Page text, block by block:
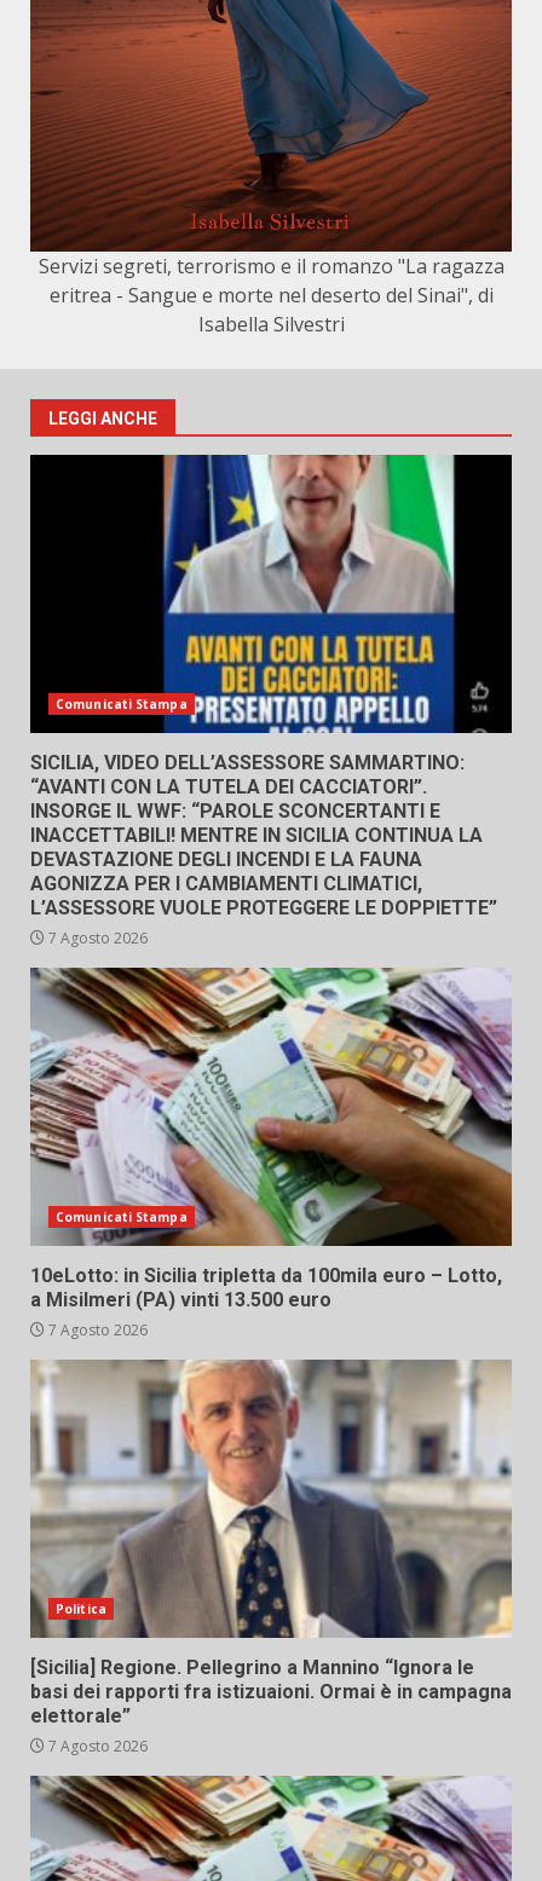
Servizi segreti, terrorismo e il romanzo "La ragazza
eritrea - Sangue e morte nel deserto del Sinai", di
Isabella Silvestri
LEGGI ANCHE
Comunicati Stampa
SICILIA, VIDEO DELL’ASSESSORE SAMMARTINO:
“AVANTI CON LA TUTELA DEI CACCIATORI”.
INSORGE IL WWF: “PAROLE SCONCERTANTI E
INACCETTABILI! MENTRE IN SICILIA CONTINUA LA
DEVASTAZIONE DEGLI INCENDI E LA FAUNA
AGONIZZA PER I CAMBIAMENTI CLIMATICI,
L’ASSESSORE VUOLE PROTEGGERE LE DOPPIETTE”
7 Agosto 2026
Comunicati Stampa
10eLotto: in Sicilia tripletta da 100mila euro – Lotto,
a Misilmeri (PA) vinti 13.500 euro
7 Agosto 2026
Politica
[Sicilia] Regione. Pellegrino a Mannino “Ignora le
basi dei rapporti fra istizuaioni. Ormai è in campagna
elettorale”
7 Agosto 2026